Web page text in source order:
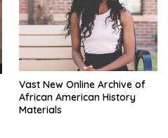
Vast New Online Archive of
African American History
Materials